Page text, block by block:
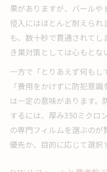
果がありますが、バール
侵入にはほとんど耐えら
も、数十秒で貫通されて
き巣対策としては心もとな
一方で「とりあえず何もし
「費用をかけずに防犯意
は一定の意味があります
するには、厚み350ミクロ
の専門フィルムを選ぶの
優先か、目的に応じて選択